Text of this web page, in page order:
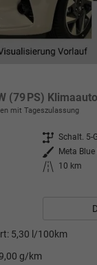
mit Tageszulassung
Getriebe Schalt. 5-
Außenfarbe
Meta Blue
Kilometerstand
10 km
5,30 l/100km
g/km